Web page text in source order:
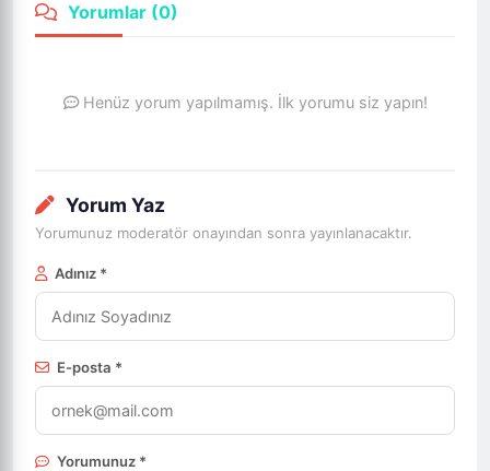
Yorumlar (0)
Henüz yorum yapılmamış. İlk yorumu siz yapın!
Yorum Yaz
Yorumunuz moderatör onayından sonra yayınlanacaktır.
Adınız *
E-posta *
Yorumunuz *